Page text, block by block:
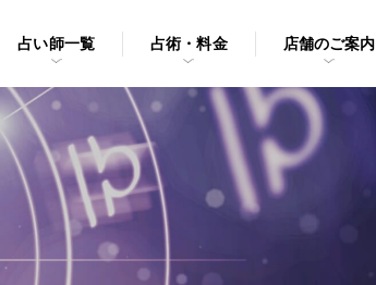
占い師一覧 占術・料金 店舗のご案内